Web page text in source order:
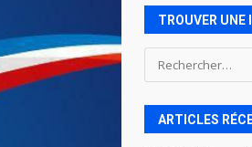
TROUVER UNE
Rechercher :
ARTICLES